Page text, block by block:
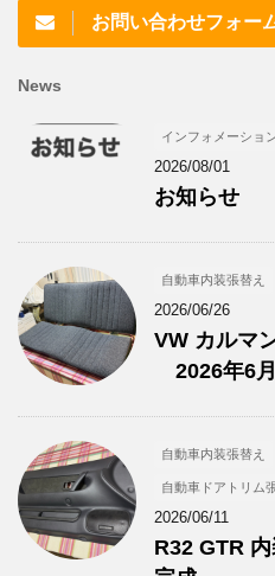
お問い合わせフォー
News
インフォメーショ
2026/08/01
お知らせ
自動車内装張替え
2026/06/26
VW カルマ
2026年6
自動車内装張替え
自動車ドアトリム
2026/06/11
R32 GTR